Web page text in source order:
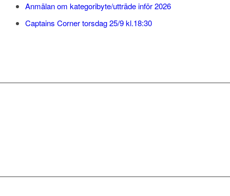
Anmälan om kategoribyte/utträde inför 2026
Captains Corner torsdag 25/9 kl.18:30